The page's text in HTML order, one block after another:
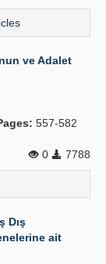
ve Adalet
557-582
0
7788
Dış
ait